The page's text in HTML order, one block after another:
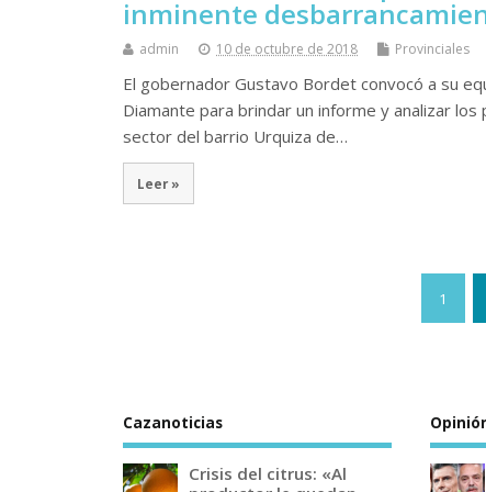
inminente
admin 10 de octubre de 2018 Provinciales
El gobernador Gustavo Bordet convocó a su
Diamante para brindar un informe y analizar
sector del barrio Urquiza de…
Leer »
1
Cazanoticias
Crisis del citrus: «Al